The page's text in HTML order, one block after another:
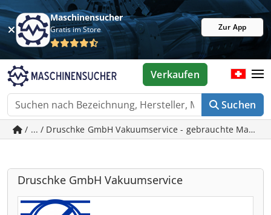
Maschinensucher
Gratis im Store Zur App
Suchen
Verkaufen
/ ... / Druschke GmbH Vakuumservice - gebrauchte
Druschke GmbH Vakuumservice